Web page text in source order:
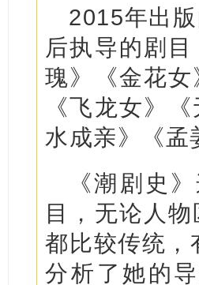
2015年出
后执导的剧
瑰》《金花
《飞龙女》
水成亲》《孟
《潮剧史
目，无论人
都比较传统，
分析了她的